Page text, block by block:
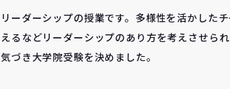
リーダーシップの授業です。多様性を活かした
えるなどリーダーシップのあり方を考えさせら
気づき大学院受験を決めました。